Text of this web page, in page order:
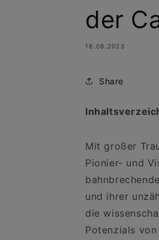
der
18.08.2023
Share
Mit großer
Pionier- und
und ihrer
die
Potenzials